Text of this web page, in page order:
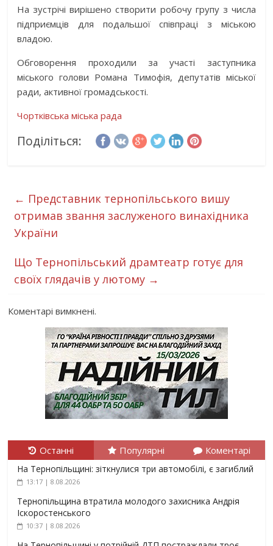
На зустрічі вирішено створити робочу групу з числа
підприємців для подальшої співпраці з міською
владою.
Обговорення проходили за участі заступника
міського голови Романа Тимофія, депутатів міської
ради, активної громадськості.
Чортківська міська рада
Поділіться:
← Представник тернопільського вишу
отримав звання заслуженого винахідника
України
Що Тернопільський драмтеатр готує для
своїх глядачів у лютому →
Коментарі вимкнені.
Останні Популярні Коментарі
На Тернопільщині: зіткнулися три автомобілі, є загиблий
13:17 | 8.08.2026
Тернопільщина втратила молодого захисника Андрія
Іскоростенського
10:37 | 8.08.2026